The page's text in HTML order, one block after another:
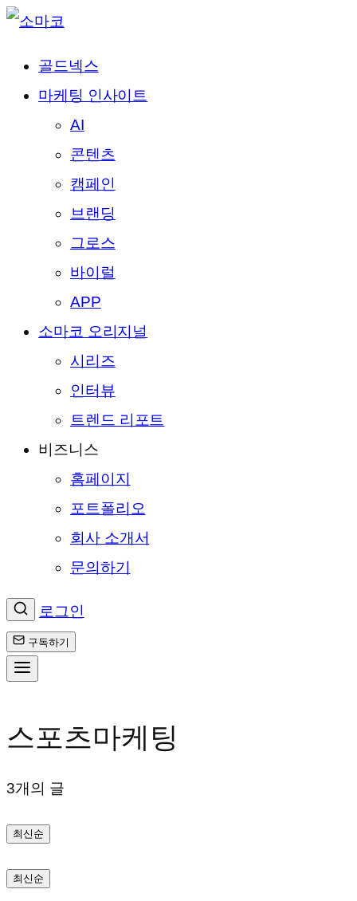
골드넥스
마케팅 인사이트
AI
콘텐츠
캠페인
브랜딩
그로스
바이럴
APP
소마코 오리지널
시리즈
인터뷰
트렌드 리포트
비즈니스
홈페이지
포트폴리오
회사 소개서
문의하기
로그인
구독하기
텐
로
로
가
스포츠마케팅
3개의 글
최신순
최신순